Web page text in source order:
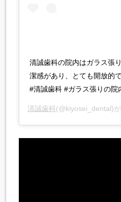
清誠歯科の院内はガラス張
潔感があり、とても開放的
#清誠歯科 #ガラス張りの院
清誠歯科(@kiyosei_dental)